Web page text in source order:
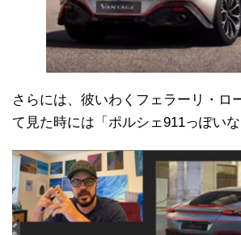
さらには、彼いわくフェラーリ・ロ
て見た時には「ポルシェ911っぽいな